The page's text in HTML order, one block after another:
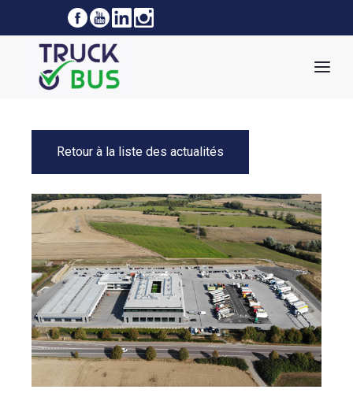
Retour à la liste des actualités